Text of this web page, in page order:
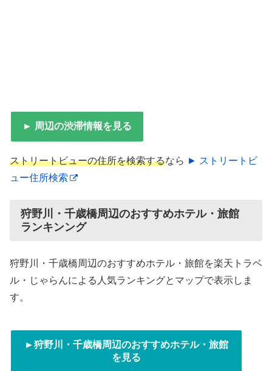
► 周辺の渋滞情報を見る
ストリートビューの住所を検索するなら ► ストリートビ
ュー住所検索
狩野川・千歳橋周辺のおすすめホテル・旅館
ランキンング
狩野川・千歳橋周辺のおすすめホテル・旅館を楽天トラベ
ル・じゃらんによる人気ランキングとマップで表示しま
す。
►狩野川・千歳橋周辺のおすすめホテル・旅館
を見る